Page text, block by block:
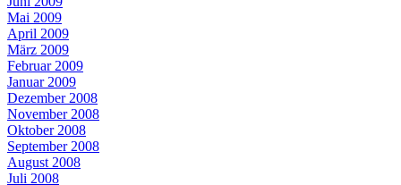
Mai 2009
April 2009
März 2009
Februar 2009
Januar 2009
Dezember 2008
November 2008
Oktober 2008
September 2008
August 2008
Juli 2008